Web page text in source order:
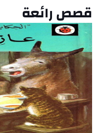
قصص رائعة